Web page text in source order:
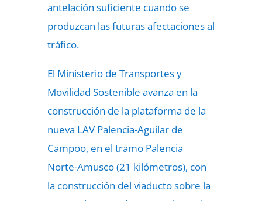
antelación suficiente cuando se
produzcan las futuras afectaciones al
tráfico.
El Ministerio de Transportes y
Movilidad Sostenible avanza en la
construcción de la plataforma de la
nueva LAV Palencia-Aguilar de
Campoo, en el tramo Palencia
Norte-Amusco (21 kilómetros), con
la construcción del viaducto sobre la